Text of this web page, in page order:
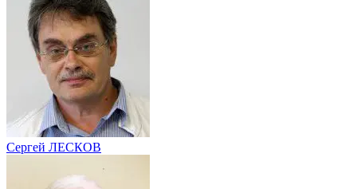
Сергей ЛЕСКОВ